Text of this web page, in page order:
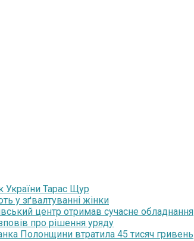
України Тарас Щур
у зґвалтуванні жінки
центр отримав сучасне обладнання
про рішення уряду
Полонщини втратила 45 тисяч гривень